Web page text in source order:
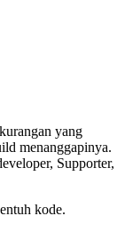
yang
menanggapinya.
Supporter,
kode.